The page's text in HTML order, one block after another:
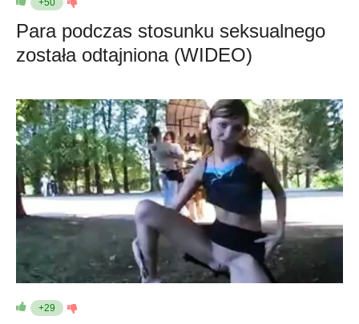
+50
Para podczas stosunku seksualnego
została odtajniona (WIDEO)
+29